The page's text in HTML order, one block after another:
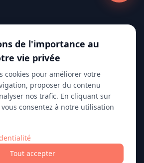
de l'importance au
vie privée
cookies pour améliorer votre
proposer du contenu
nos trafic. En cliquant sur
vous consentez à notre utilisation
Tout accepter